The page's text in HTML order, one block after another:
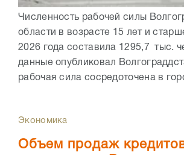
Численность рабочей силы
области в возрасте 15 лет и
2026 года составила 1295,7 тыс.
данные опубликовал
рабочая сила сосредоточена в
Экономика
Объем продаж